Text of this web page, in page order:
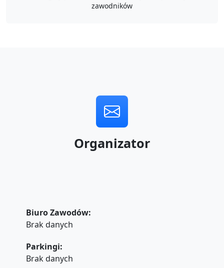
zawodników
Organizator
Biuro Zawodów:
Brak danych
Parkingi:
Brak danych